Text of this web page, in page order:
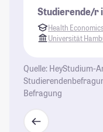
Studierende/r
Health
Universität
Quelle: HeyStudium-
Befragung